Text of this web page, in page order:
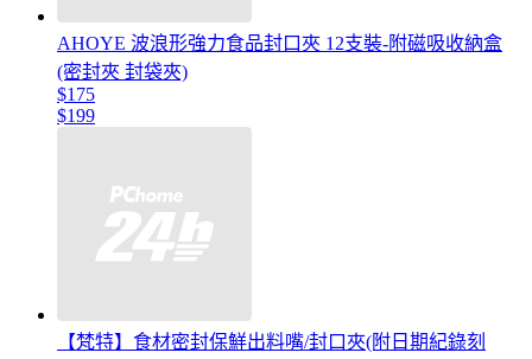
AHOYE 波浪形強力食品封口夾 12支裝-附磁吸收納盒
(密封夾 封袋夾)
$175
$199
【梵特】食材密封保鮮出料嘴/封口夾(附日期紀錄刻